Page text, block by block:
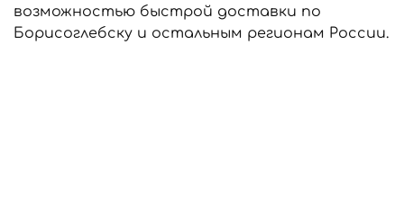
возможностью быстрой доставки по
Борисоглебску и остальным регионам России.